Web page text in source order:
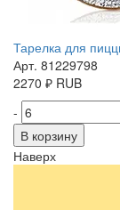
Тарелка для
Арт. 81229798
2270 ₽ RUB
-
В корзину
Наверх